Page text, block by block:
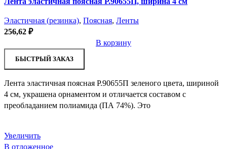
Эластичная (резинка), Поясная, Ленты
256,62 ₽
В корзину
БЫСТРЫЙ ЗАКАЗ
Лента эластичная поясная Р.90655П зеленого цвета, шириной
4 см, украшена орнаментом и отличается составом с
преобладанием полиамида (ПА 74%). Это
Увеличить
В отложенное